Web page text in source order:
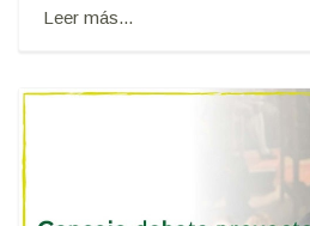
Leer más...